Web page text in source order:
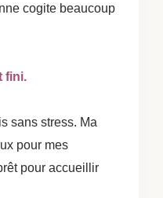
cogite beaucoup
fini.
sans stress. Ma
pour mes
pour accueillir